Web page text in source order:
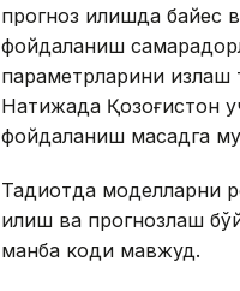
прогноз қилишда байес
фойдаланиш
параметрларини излаш
Натижада Қозоғистон
фойдаланиш мақсадга
Тадқиқотда моделларни
қилиш ва прогнозлаш
манба коди мавжуд.